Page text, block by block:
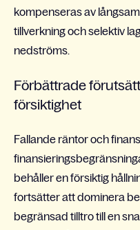
kompenseras av
tillverkning och selektiv
nedströms.
Förbättrade
försiktighet
Fallande räntor och
behåller en försiktig
fortsätter att dominera
begränsad tilltro till en